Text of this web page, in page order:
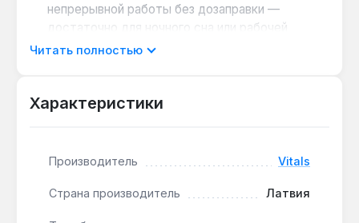
непрерывной работы без дозаправки —
достаточно для ночного сна или рабочей
смены на даче.
переключаться между бензином и газом без
топлива.
AVR стабилизирует выходное напряжение,
поэтому можно подключать газовые котлы,
Читать полностью
Характеристики
Производитель Vitals
Страна производитель Латвия